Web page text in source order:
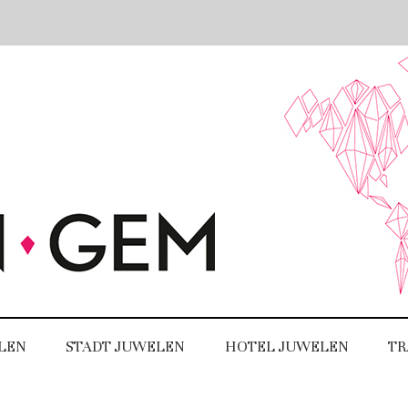
STADT JUWELEN HOTEL JUWELEN